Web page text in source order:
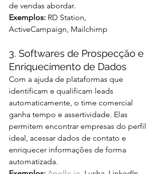
de vendas abordar.
Exemplos: RD Station,
ActiveCampaign, Mailchimp
3. Softwares de Prospecção e
Enriquecimento de Dados
Com a ajuda de plataformas que
identificam e qualificam leads
automaticamente, o time comercial
ganha tempo e assertividade. Elas
permitem encontrar empresas do perfil
ideal, acessar dados de contato e
enriquecer informações de forma
automatizada.